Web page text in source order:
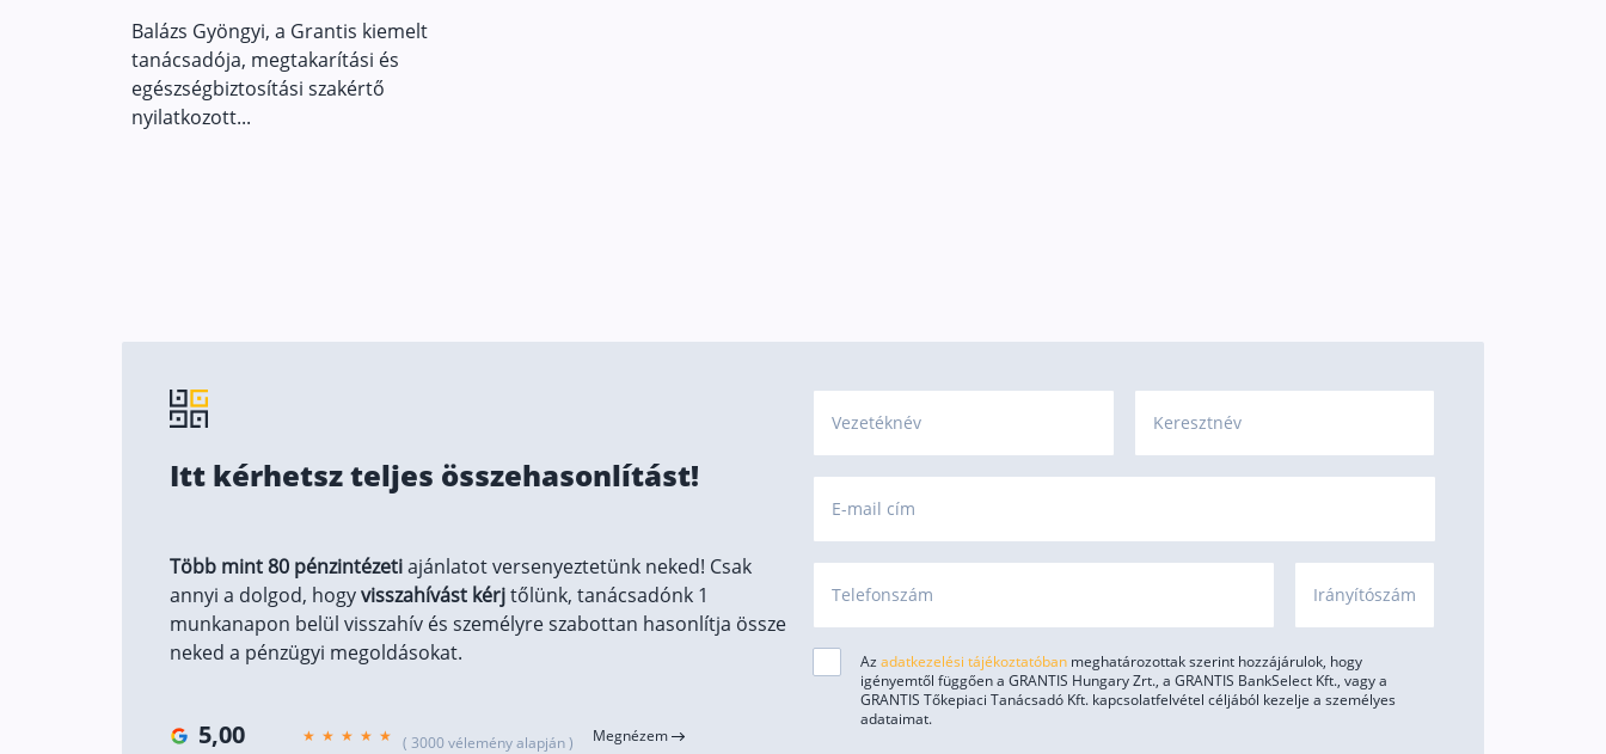
Balázs Gyöngyi, a Grantis kiemelt
tanácsadója, megtakarítási és
egészségbiztosítási szakértő
nyilatkozott...
Itt kérhetsz teljes összehasonlítást!
Több mint 80 pénzintézetiajánlatot versenyeztetünk neked! Csak
annyi a dolgod, hogyvisszahívást kérjtőlünk, tanácsadónk 1
munkanapon belül visszahív és személyre szabottan hasonlítja össze
neked a pénzügyi megoldásokat.
5,00 ( 3000 vélemény alapján ) Megnézem
Vezetéknév Keresztnév
E-mail cím
Telefonszám Irányítószám
Az adatkezelési tájékoztatóbanmeghatározottak szerint hozzájárulok, hogy
igényemtől függően a GRANTIS Hungary Zrt., a GRANTIS BankSelect Kft., vagy a
GRANTIS Tőkepiaci Tanácsadó Kft. kapcsolatfelvétel céljából kezelje a személyes
adataimat.